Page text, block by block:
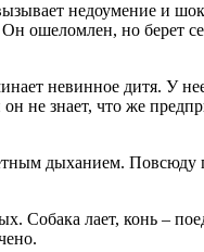
недоумение и
ошеломлен, но берет
невинное дитя. У
знает, что же
дыханием. Повсюду
Собака лает, конь –